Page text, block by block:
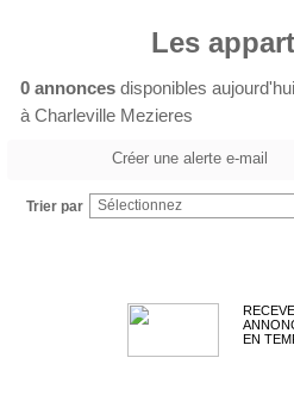
Les
0 annonces disponibles
à Charleville Mezieres
Créer une alerte e-mail
Trier par Sélectionnez
EN